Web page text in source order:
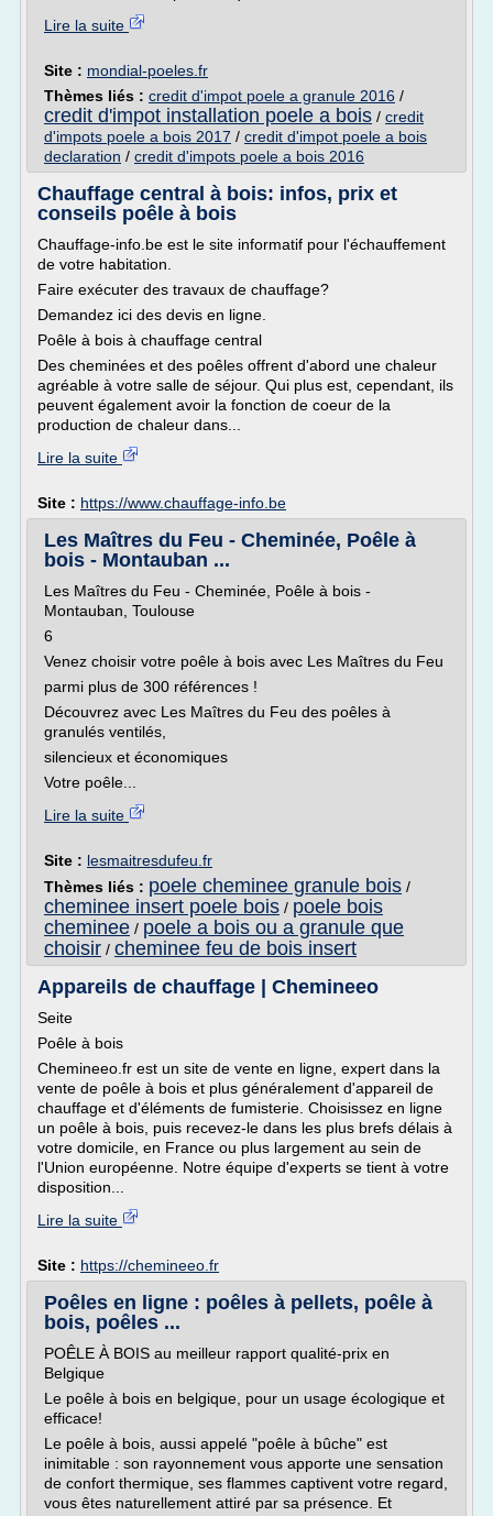
Lire la suite
Site : mondial-poeles.fr
Thèmes liés : credit d'impot poele a granule 2016 /
credit d'impot installation poele a bois / credit
d'impots poele a bois 2017 / credit d'impot poele a bois
declaration / credit d'impots poele a bois 2016
Chauffage central à bois: infos, prix et
conseils poêle à bois
Chauffage-info.be est le site informatif pour l'échauffement
de votre habitation.
Faire exécuter des travaux de chauffage?
Demandez ici des devis en ligne.
Poêle à bois à chauffage central
Des cheminées et des poêles offrent d'abord une chaleur
agréable à votre salle de séjour. Qui plus est, cependant, ils
peuvent également avoir la fonction de coeur de la
production de chaleur dans...
Lire la suite
Site : https://www.chauffage-info.be
Les Maîtres du Feu - Cheminée, Poêle à
bois - Montauban ...
Les Maîtres du Feu - Cheminée, Poêle à bois -
Montauban, Toulouse
6
Venez choisir votre poêle à bois avec Les Maîtres du Feu
parmi plus de 300 références !
Découvrez avec Les Maîtres du Feu des poêles à
granulés ventilés,
silencieux et économiques
Votre poêle...
Lire la suite
Site : lesmaitresdufeu.fr
Thèmes liés : poele cheminee granule bois /
cheminee insert poele bois / poele bois
cheminee / poele a bois ou a granule que
choisir / cheminee feu de bois insert
Appareils de chauffage | Chemineeo
Seite
Poêle à bois
Chemineeo.fr est un site de vente en ligne, expert dans la
vente de poêle à bois et plus généralement d'appareil de
chauffage et d'éléments de fumisterie. Choisissez en ligne
un poêle à bois, puis recevez-le dans les plus brefs délais à
votre domicile, en France ou plus largement au sein de
l'Union européenne. Notre équipe d'experts se tient à votre
disposition...
Lire la suite
Site : https://chemineeo.fr
Poêles en ligne : poêles à pellets, poêle à
bois, poêles ...
POÊLE À BOIS au meilleur rapport qualité-prix en
Belgique
Le poêle à bois en belgique, pour un usage écologique et
efficace!
Le poêle à bois, aussi appelé "poêle à bûche" est
inimitable : son rayonnement vous apporte une sensation
de confort thermique, ses flammes captivent votre regard,
vous êtes naturellement attiré par sa présence. Et